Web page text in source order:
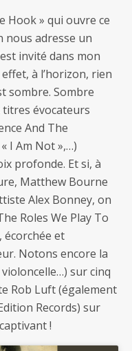
Hook » qui ouvre ce
nous adresse un
invité dans mon
à l’horizon, rien
sombre. Sombre
titres évocateurs
And The
I Am Not »,…)
profonde. Et si, à
Matthew Bourne
Alex Bonney, on
Roles We Play To
écorchée et
Notons encore la
sur cinq
Rob Luft (également
Records) sur
!